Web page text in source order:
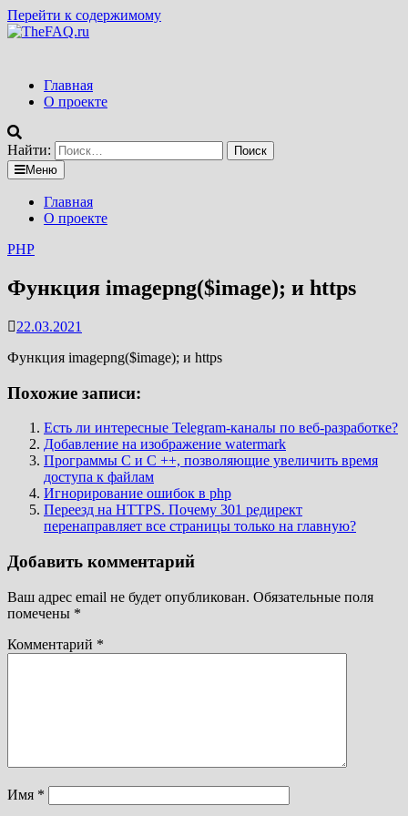
Перейти к содержимому
Главная
О проекте
Найти:
Меню
Главная
О проекте
PHP
Функция imagepng($image); и https
22.03.2021
Функция imagepng($image); и https
Похожие записи:
Есть ли интересные Telegram-каналы по веб-разработке?
Добавление на изображение watermark
Программы C и C ++, позволяющие увеличить время
доступа к файлам
Игнорирование ошибок в php
Переезд на HTTPS. Почему 301 редирект
перенаправляет все страницы только на главную?
Добавить комментарий
Ваш адрес email не будет опубликован. Обязательные поля
помечены *
Комментарий *
Имя *